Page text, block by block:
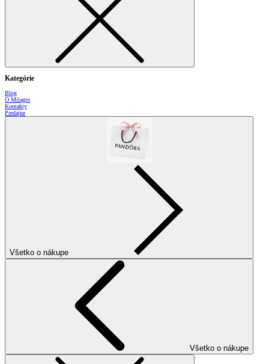
Kategórie
Blog
O Milagro
Kontakty
Predajne
Všetko o nákupe
Všetko o nákupe